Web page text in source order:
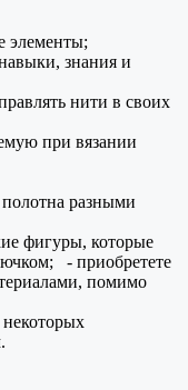
элементы;
знания и
нити в своих
при вязании
полотна разными
фигуры, которые
- приобретете
помимо
некоторых